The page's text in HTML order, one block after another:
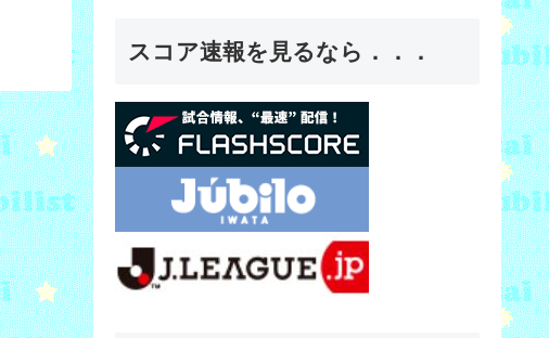
スコア速報を見るなら．．．